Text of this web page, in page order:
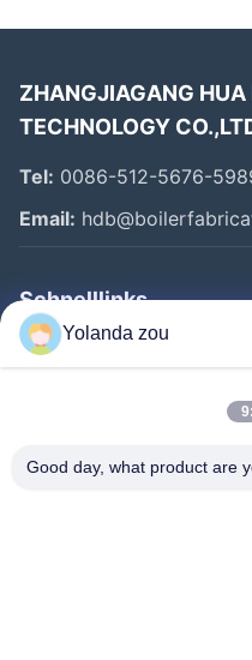
ZHANGJIAGANG HUA
TECHNOLOGY
Tel: 0086-512-5676-
Email:
Schnelllinks
Haus
Fabrik-Ausflug
Yolanda zou
Good day, what product are